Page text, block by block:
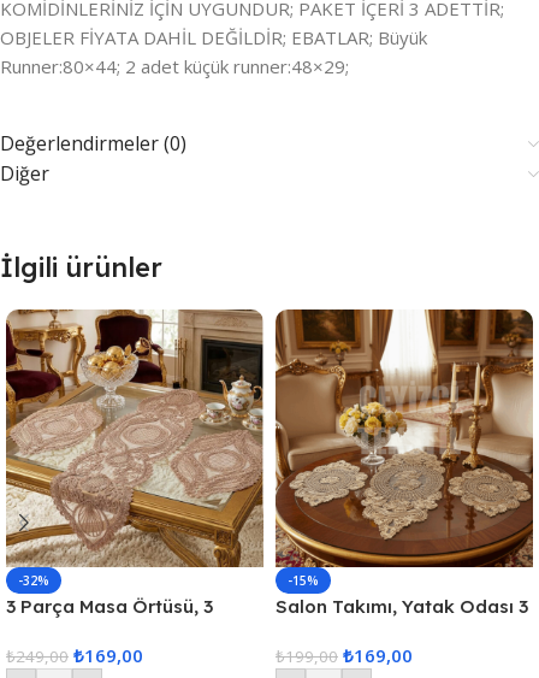
KOMİDİNLERİNİZ İÇİN UYGUNDUR; PAKET İÇERİ 3 ADETTİR;
OBJELER FİYATA DAHİL DEĞİLDİR; EBATLAR; Büyük
Runner:80×44; 2 adet küçük runner:48×29;
Değerlendirmeler (0)
Diğer
İlgili ürünler
-32%
3 Parça Masa Örtüsü, 3
Dantelli 3 Parça Oda Takımı
₺249,00 ₺169,00
-15%
Salon Takımı, Yatak Odası 3
Örtüsü 3 Parça Oda Takımı
₺199,00 ₺169,00